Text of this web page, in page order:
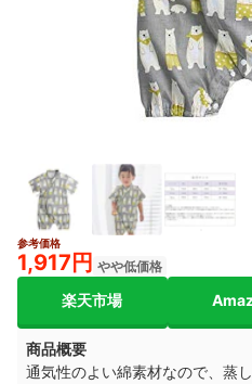
参考価格
1,917円 やや低価格
楽天市場
商品概要
通気性のよい綿素材なので、蒸